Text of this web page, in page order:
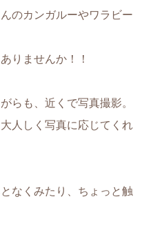
のカンガルーやワラビー
りませんか！！
らも、近くで写真撮影。
人しく写真に応じてくれ
なくみたり、ちょっと触